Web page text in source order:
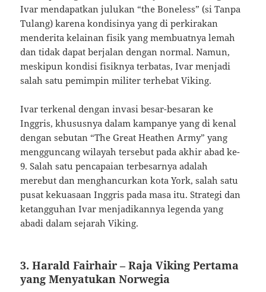
Ivar mendapatkan julukan “the Boneless” (si Tanpa
Tulang) karena kondisinya yang di perkirakan
menderita kelainan fisik yang membuatnya lemah
dan tidak dapat berjalan dengan normal. Namun,
meskipun kondisi fisiknya terbatas, Ivar menjadi
salah satu pemimpin militer terhebat Viking.
Ivar terkenal dengan invasi besar-besaran ke
Inggris, khususnya dalam kampanye yang di kenal
dengan sebutan “The Great Heathen Army” yang
mengguncang wilayah tersebut pada akhir abad ke-
9. Salah satu pencapaian terbesarnya adalah
merebut dan menghancurkan kota York, salah satu
pusat kekuasaan Inggris pada masa itu. Strategi dan
ketangguhan Ivar menjadikannya legenda yang
abadi dalam sejarah Viking.
3. Harald Fairhair – Raja Viking Pertama
yang Menyatukan Norwegia